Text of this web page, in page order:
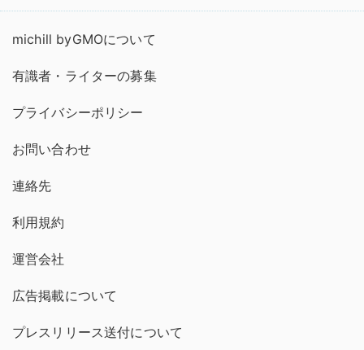
michill byGMOについて
有識者・ライターの募集
プライバシーポリシー
お問い合わせ
連絡先
利用規約
運営会社
広告掲載について
プレスリリース送付について